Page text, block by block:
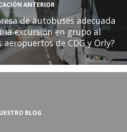
ANTERIOR
de autobuses adecuada
excursión en grupo al
de CDG y Orly?
BLOG